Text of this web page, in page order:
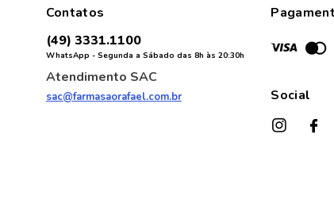
Contatos
(49) 3331.1100
WhatsApp - Segunda a Sábado das 8h às 20:30h
Atendimento SAC
sac@farmasaorafael.com.br Social